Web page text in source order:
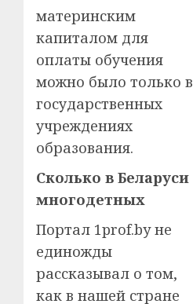
материнским
капиталом для
оплаты обучения
можно было только в
государственных
учреждениях
образования.
Сколько в Беларуси
многодетных
Портал 1prof.by не
единожды
рассказывал о том,
как в нашей стране